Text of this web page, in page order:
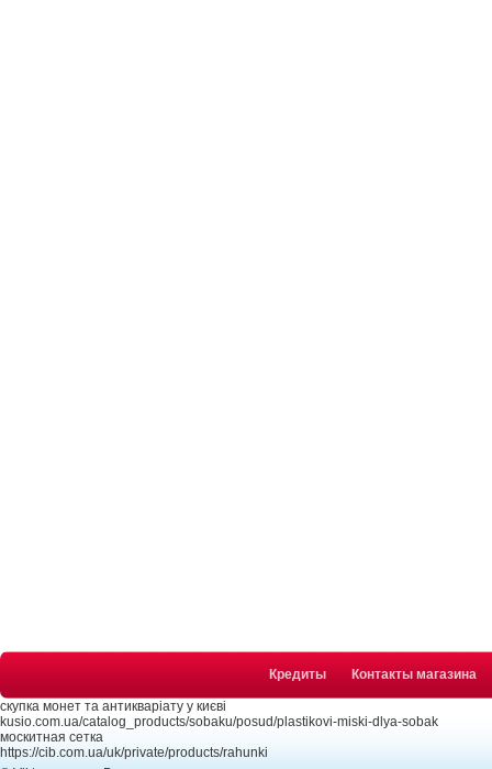
Кредиты Контакты магазина
скупка монет та антикваріату у києві
kusio.com.ua/catalog_products/sobaku/posud/plastikovi-miski-dlya-sobak
москитная сетка
https://cib.com.ua/uk/private/products/rahunki